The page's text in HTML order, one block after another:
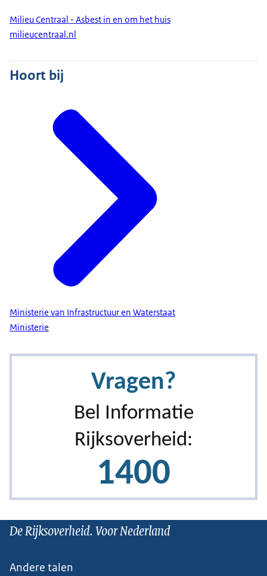
Milieu Centraal - Asbest in en om het huis
milieucentraal.nl
Hoort bij
Ministerie van Infrastructuur en Waterstaat
Ministerie
De Rijksoverheid. Voor Nederland
Andere talen